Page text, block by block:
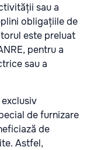
sau a
obligațiile de
este preluat
pentru a
sau a
de furnizare
de
Astfel,